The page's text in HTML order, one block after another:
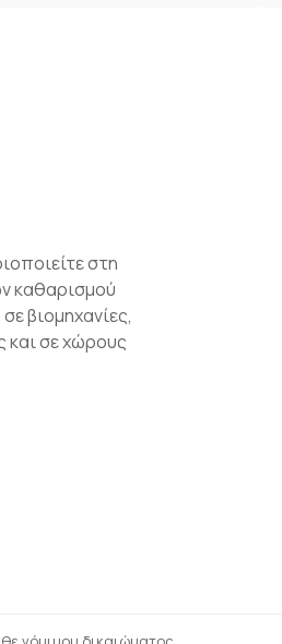
στη
καθαρισμού
βιομηχανίες,
και σε χώρους